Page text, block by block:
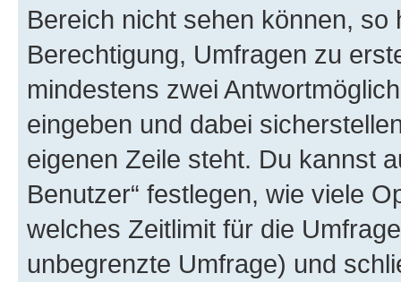
Bereich nicht sehen können,
Berechtigung, Umfragen zu
mindestens zwei
eingeben und dabei
eigenen Zeile steht. Du kannst
Benutzer“ festlegen, wie viele
welches Zeitlimit für die
unbegrenzte Umfrage) und